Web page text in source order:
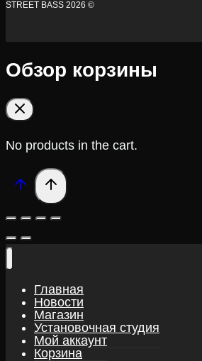
STREET BASS 2026 ©
Обзор корзины
No products in the cart.
Главная
Новости
Магазин
Установочная студия
Мой аккаунт
Корзина